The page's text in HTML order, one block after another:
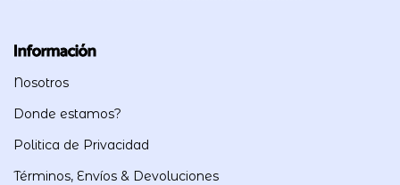
Información
Nosotros
Donde estamos?
Politica de Privacidad
Términos, Envíos & Devoluciones